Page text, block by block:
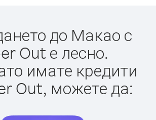
до Макао с
Out е лесно.
имате кредити
Out, можете да: